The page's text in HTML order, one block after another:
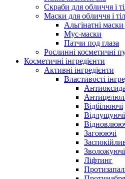
Скраби для обличчя і
Маски для обличчя і
Альгінатні
Мус-маски
Патчи под глаза
Рослинні косметичні
Косметичні інгредієнти
Активні інгредієнти
Властивості
Відбілюючі
Відлущуючі
Загоюючі
Зволожуючі
Ліфтинг